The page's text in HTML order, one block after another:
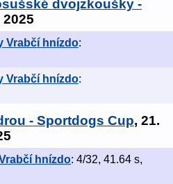
dvojzkoušky -
2025
Vrabčí hnízdo:
Vrabčí hnízdo:
- Sportdogs Cup, 21.
hnízdo: 4/32, 41.64 s,